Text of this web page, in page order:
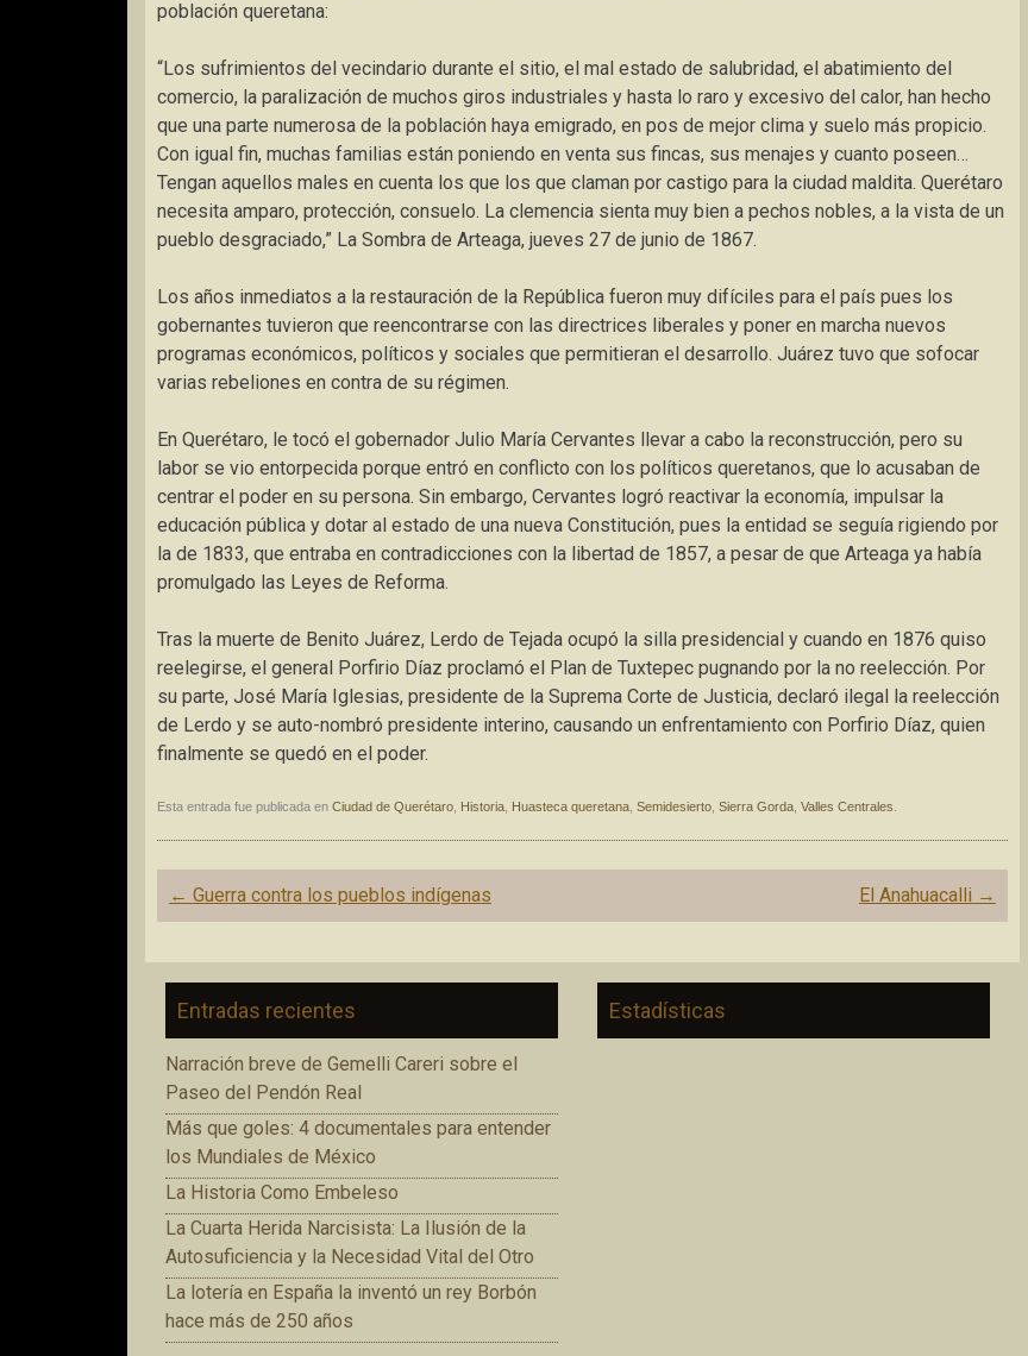
población queretana:
“Los sufrimientos del vecindario durante el sitio, el mal estado de salubridad, el abatimiento del
comercio, la paralización de muchos giros industriales y hasta lo raro y excesivo del calor, han hecho
que una parte numerosa de la población haya emigrado, en pos de mejor clima y suelo más propicio.
Con igual fin, muchas familias están poniendo en venta sus fincas, sus menajes y cuanto poseen…
Tengan aquellos males en cuenta los que los que claman por castigo para la ciudad maldita. Querétaro
necesita amparo, protección, consuelo. La clemencia sienta muy bien a pechos nobles, a la vista de un
pueblo desgraciado,” La Sombra de Arteaga, jueves 27 de junio de 1867.
Los años inmediatos a la restauración de la República fueron muy difíciles para el país pues los
gobernantes tuvieron que reencontrarse con las directrices liberales y poner en marcha nuevos
programas económicos, políticos y sociales que permitieran el desarrollo. Juárez tuvo que sofocar
varias rebeliones en contra de su régimen.
En Querétaro, le tocó el gobernador Julio María Cervantes llevar a cabo la reconstrucción, pero su
labor se vio entorpecida porque entró en conflicto con los políticos queretanos, que lo acusaban de
centrar el poder en su persona. Sin embargo, Cervantes logró reactivar la economía, impulsar la
educación pública y dotar al estado de una nueva Constitución, pues la entidad se seguía rigiendo por
la de 1833, que entraba en contradicciones con la libertad de 1857, a pesar de que Arteaga ya había
promulgado las Leyes de Reforma.
Tras la muerte de Benito Juárez, Lerdo de Tejada ocupó la silla presidencial y cuando en 1876 quiso
reelegirse, el general Porfirio Díaz proclamó el Plan de Tuxtepec pugnando por la no reelección. Por
su parte, José María Iglesias, presidente de la Suprema Corte de Justicia, declaró ilegal la reelección
de Lerdo y se auto-nombró presidente interino, causando un enfrentamiento con Porfirio Díaz, quien
finalmente se quedó en el poder.
Esta entrada fue publicada en Ciudad de Querétaro Historia Huasteca queretana Semidesierto Sierra Gorda Valles Centrales
Navegación
de
← Guerra contra los pueblos indígenas El Anahuacalli →
Entradas recientes
Narración breve de Gemelli Careri sobre el
Paseo del Pendón Real
Más que goles: 4 documentales para entender
los Mundiales de México
La Historia Como Embeleso
La Cuarta Herida Narcisista: La Ilusión de la
Autosuficiencia y la Necesidad Vital del Otro
La lotería en España la inventó un rey Borbón
hace más de 250 años
Estadísticas